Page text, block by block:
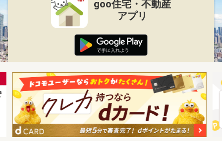
goo住宅・不動産
アプリ